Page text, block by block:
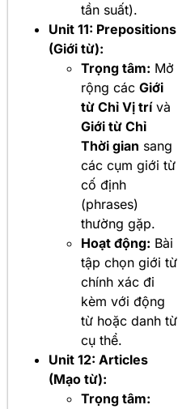
tần suất).
Unit 11: Prepositions
(Giới từ):
Trọng tâm: Mở
rộng các Giới
từ Chỉ Vị trívà
Giới từ Chỉ
Thời gian sang
các cụm giới từ
cố định
(phrases)
thường gặp.
Hoạt động: Bài
tập chọn giới từ
chính xác đi
kèm với động
từ hoặc danh từ
cụ thể.
Unit 12: Articles
(Mạo từ):
Trọng tâm: